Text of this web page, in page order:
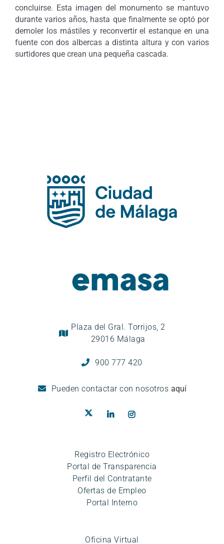
concluirse. Esta imagen del monumento se mantuvo
durante varios años, hasta que finalmente se optó por
demoler los mástiles y reconvertir el estanque en una
fuente con dos albercas a distinta altura y con varios
surtidores que crean una pequeña cascada.
Plaza del Gral. Torrijos, 2
29016 Málaga
900 777 420
Pueden contactar con nosotros aquí
Registro Electrónico
Portal de Transparencia
Perfil del Contratante
Ofertas de Empleo
Portal Interno
Oficina Virtual